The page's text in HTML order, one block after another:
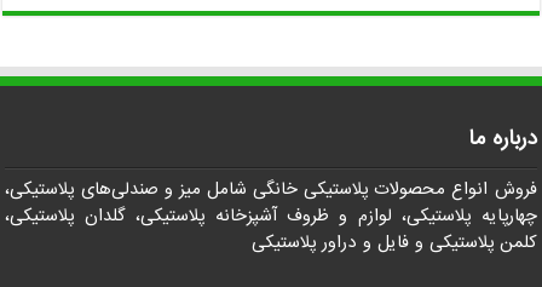
درباره ما
فروش انواع محصولات پلاستیکی خانگی شامل میز و صندلی‌های پلاستیکی،
چهارپایه پلاستیکی، لوازم و ظروف آشپزخانه پلاستیکی، گلدان پلاستیکی،
کلمن پلاستیکی و فایل و دراور پلاستیکی